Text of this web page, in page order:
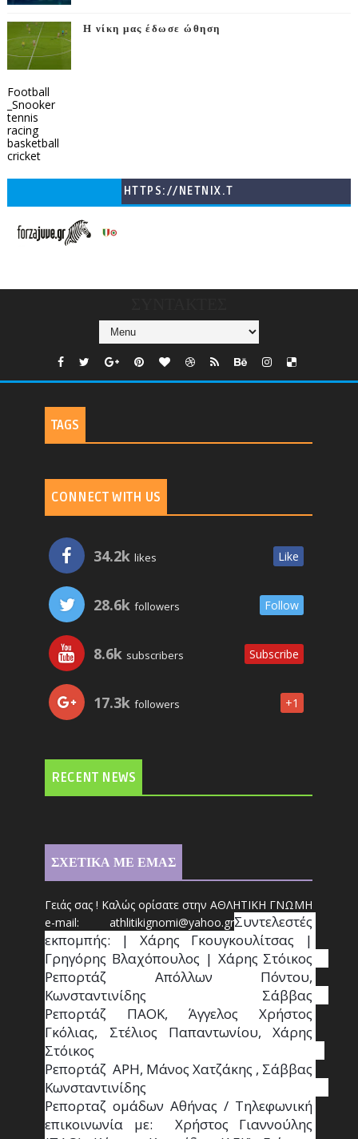
Η νίκη μας έδωσε ώθηση
Football
_Snooker
tennis
racing
basketball
cricket
HTTPS://NETNIX.T
TAGS
CONNECT WITH US
34.2k likes Like
28.6k followers Follow
8.6k subscribers Subscribe
17.3k followers +1
RECENT NEWS
ΣΧΕΤΙΚΑ ΜΕ ΕΜΑΣ
Γειάς σας ! Καλώς ορίσατε στην ΑΘΛΗΤΙΚΗ ΓΝΩΜΗ
e-mail: athlitikignomi@yahoo.grΣυντελεστές
εκπομπής: | Χάρης Γκουγκουλίτσας |
Γρηγόρης Βλαχόπουλος | Χάρης Στόικος
Ρεπορτάζ Απόλλων Πόντου,
Κωνσταντινίδης   Σάββας
Ρεπορτάζ ΠΑΟΚ, Άγγελος Χρήστος
Γκόλιας, Στέλιος Παπαντωνίου, Χάρης
Στόικος
Ρεπορτάζ  ΑΡΗ, Μάνος Χατζάκης , Σάββας
Κωνσταντινίδης
Ρεπορταζ ομάδων Αθήνας / Τηλεφωνική
επικοινωνία με:  Χρήστος Γιαννούλης